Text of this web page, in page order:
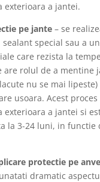
exterioara a jantei.
pe jante – se
special sau a
care rezista la
are rolul de a mentine
nu se mai lipeste)
usoara. Acest proces
exterioara a jantei si
la 3-24 luni, in functie
protectie pe
dramatic